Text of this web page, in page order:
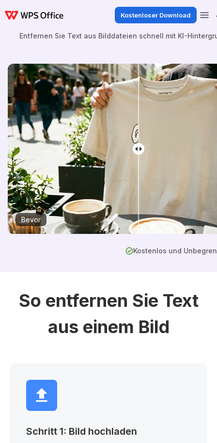
Kostenloser Download
Entfernen Sie Text aus Bilddateien schnell mit KI-
Bevor
Kostenlos und
So entfernen Sie Text
aus einem Bild
Schritt 1: Bild hochladen